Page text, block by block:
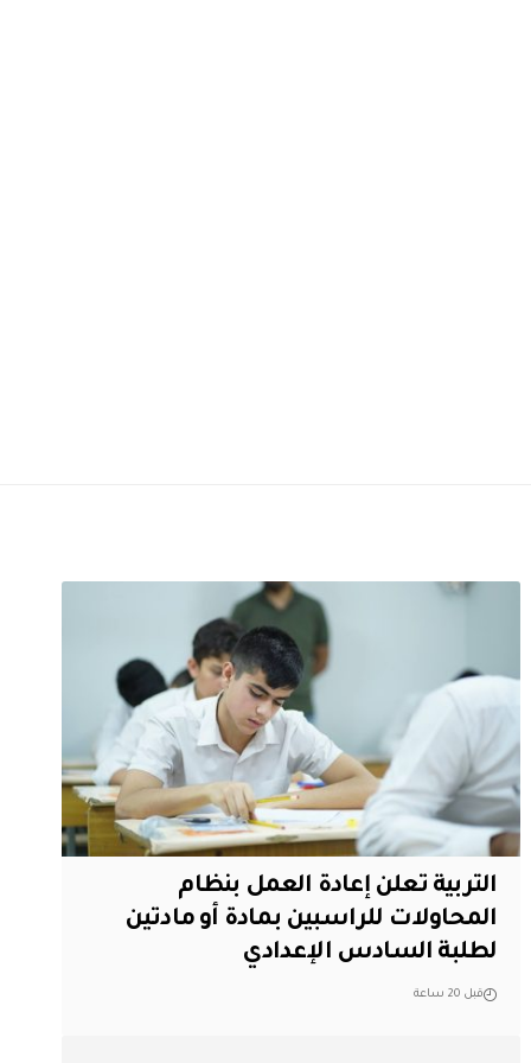
التربية تعلن إعادة العمل بنظام
المحاولات للراسبين بمادة أو مادتين
لطلبة السادس الإعدادي
قبل 20 ساعة